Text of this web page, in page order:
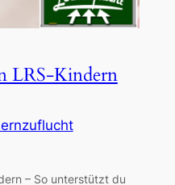
LRS-Kindern
– So unterstützt du